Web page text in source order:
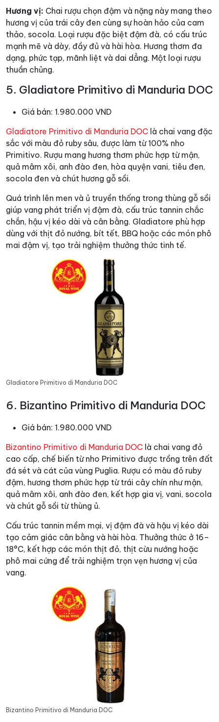
Hương vị: Chai rượu chọn đậm và nặng này mang theo
hương vị của trái cây đen cùng sự hoàn hảo của cam
thảo, socola. Loại rượu đặc biệt đậm đà, có cấu trúc
mạnh mẽ và dày, đầy đủ và hài hòa. Hương thơm đa
dạng, phức tạp, mãnh liệt và dai dẳng. Một loại rượu
thuần chủng.
5. Gladiatore Primitivo di Manduria DOC
Giá bán: 1.980.000 VND
Gladiatore Primitivo di Manduria DOC là chai vang đặc
sắc với màu đỏ ruby sâu, được làm từ 100% nho
Primitivo. Rượu mang hương thơm phức hợp từ mận,
quả mâm xôi, anh đào đen, hòa quyện vani, tiêu đen,
socola đen và chút hương gỗ sồi.
Quá trình lên men và ủ truyền thống trong thùng gỗ sồi
giúp vang phát triển vị đậm đà, cấu trúc tannin chắc
chắn, hậu vị kéo dài và cân bằng. Gladiatore phù hợp
dùng với thịt đỏ nướng, bít tết, BBQ hoặc các món phô
mai đậm vị, tạo trải nghiệm thưởng thức tinh tế.
Gladiatore Primitivo di Manduria DOC
6. Bizantino Primitivo di Manduria DOC
Giá bán: 1.980.000 VND
Bizantino Primitivo di Manduria DOC là chai vang đỏ
cao cấp, chế biến từ nho Primitivo được trồng trên đất
đá sét và cát của vùng Puglia. Rượu có màu đỏ ruby
đậm, hương thơm phức hợp từ trái cây chín như mận,
quả mâm xôi, anh đào đen, kết hợp gia vị, vani, socola
và chút gỗ sồi từ thùng ủ.
Cấu trúc tannin mềm mại, vị đậm đà và hậu vị kéo dài
tạo cảm giác cân bằng và hài hòa. Thưởng thức ở 16–
18°C, kết hợp các món thịt đỏ, thịt cừu nướng hoặc
phô mai cứng để trải nghiệm trọn vẹn hương vị của
vang.
Bizantino Primitivo di Manduria DOC